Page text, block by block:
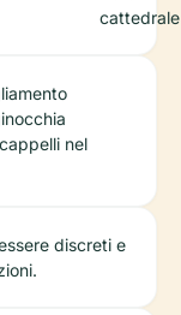
nel
discreti e